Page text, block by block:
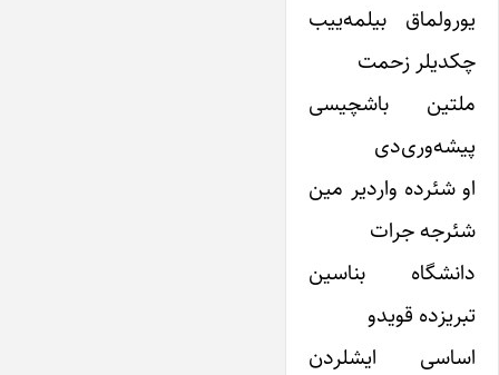
یورولماق بیلمه‌ییب
چکدیلر زحمت
ملتین باشچیسی
پیشه‌وری‌دی
او شئرده واردیر مین
شئرجه جرات
دانشگاه بناسین
تبریزده قویدو
اساسی ایشلردن